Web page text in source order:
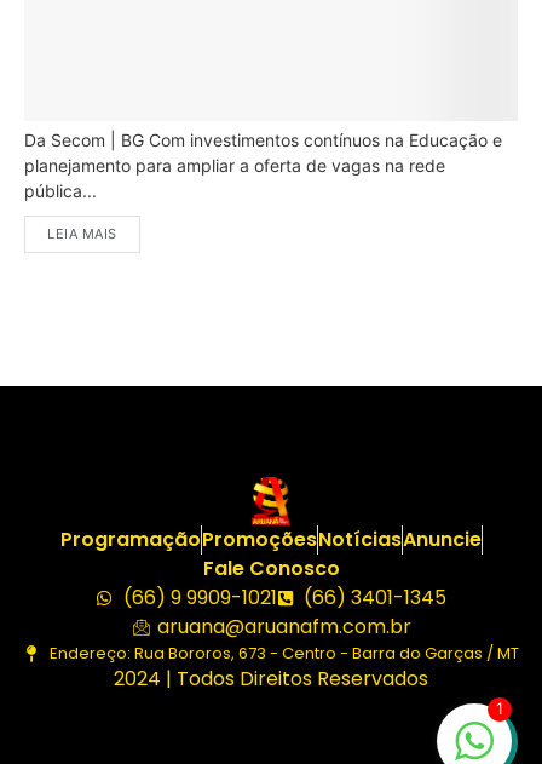
Da Secom | BG Com investimentos contínuos na Educação e
planejamento para ampliar a oferta de vagas na rede
pública...
LEIA MAIS
ProgramaçãoPromoçõesNotíciasAnuncie
Fale Conosco
(66) 9 9909-1021
(66) 3401-1345
aruana@aruanafm.com.br
Endereço: Rua Bororos, 673 - Centro - Barra do Garças / MT
2024 | Todos Direitos Reservados
1